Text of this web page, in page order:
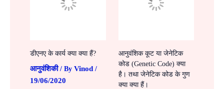
डीएनए के कार्य क्या क्या हैं?
आनुवंशिकी/ By Vinod /
19/06/2020
आनुवंशिक कूट या जेनेटिक
कोड (Genetic Code) क्या
है। तथा जेनेटिक कोड के गुण
क्या क्या हैं।